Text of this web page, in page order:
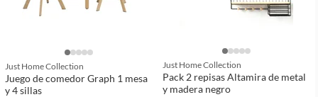
Just Home Collection
Juego de comedor Graph 1 mesa
y 4 sillas
Just Home Collection
Pack 2 repisas Altamira de metal
y madera negro